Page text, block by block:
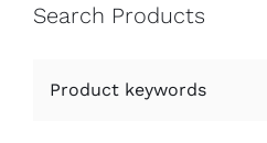
Search Products